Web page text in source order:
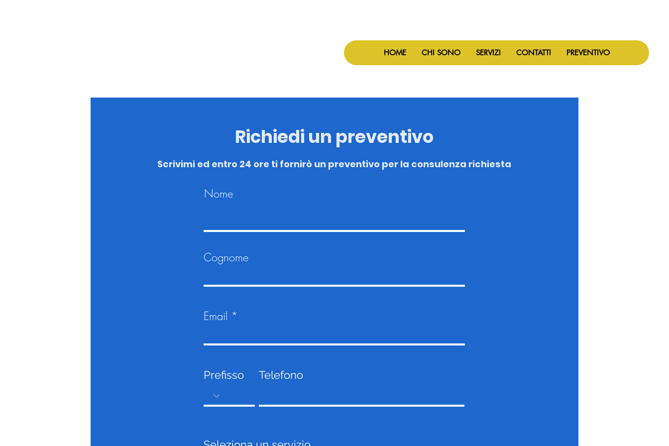
HOME CHI SONO SERVIZI CONTATTI PREVENTIVO
Richiedi un preventivo
Scrivimi ed entro 24 ore ti fornirò un preventivo per la consulenza richiesta
Nome
Cognome
Email
Prefisso Telefono